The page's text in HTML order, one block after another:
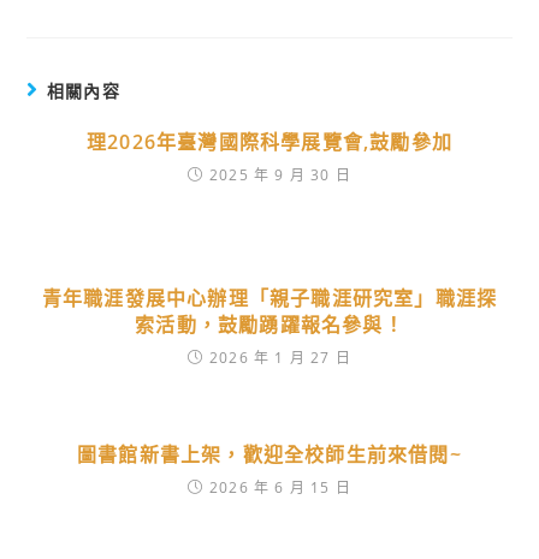
相關內容
理2026年臺灣國際科學展覽會,鼓勵參加
2025 年 9 月 30 日
青年職涯發展中心辦理「親子職涯研究室」職涯探
索活動，鼓勵踴躍報名參與！
2026 年 1 月 27 日
圖書館新書上架，歡迎全校師生前來借閱~
2026 年 6 月 15 日